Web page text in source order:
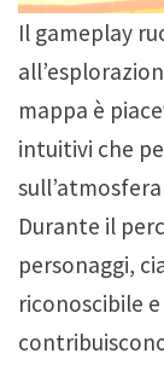
Il gameplay
mappa è
intuitivi che
Durante il
personaggi,
riconoscibile